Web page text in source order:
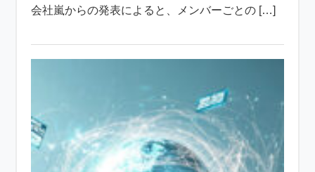
会社嵐からの発表によると、メンバーごとの […]